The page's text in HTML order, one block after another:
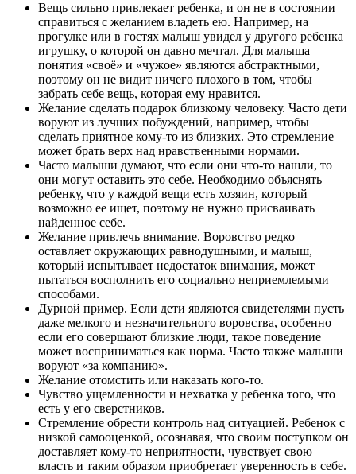
Вещь сильно привлекает ребенка, и он не в состоянии
справиться с желанием владеть ею. Например, на
прогулке или в гостях малыш увидел у другого ребенка
игрушку, о которой он давно мечтал. Для малыша
понятия «своё» и «чужое» являются абстрактными,
поэтому он не видит ничего плохого в том, чтобы
забрать себе вещь, которая ему нравится.
Желание сделать подарок близкому человеку. Часто дети
воруют из лучших побуждений, например, чтобы
сделать приятное кому-то из близких. Это стремление
может брать верх над нравственными нормами.
Часто малыши думают, что если они что-то нашли, то
они могут оставить это себе. Необходимо объяснять
ребенку, что у каждой вещи есть хозяин, который
возможно ее ищет, поэтому не нужно присваивать
найденное себе.
Желание привлечь внимание. Воровство редко
оставляет окружающих равнодушными, и малыш,
который испытывает недостаток внимания, может
пытаться восполнить его социально неприемлемыми
способами.
Дурной пример. Если дети являются свидетелями пусть
даже мелкого и незначительного воровства, особенно
если его совершают близкие люди, такое поведение
может восприниматься как норма. Часто также малыши
воруют «за компанию».
Желание отомстить или наказать кого-то.
Чувство ущемленности и нехватка у ребенка того, что
есть у его сверстников.
Стремление обрести контроль над ситуацией. Ребенок с
низкой самооценкой, осознавая, что своим поступком он
доставляет кому-то неприятности, чувствует свою
власть и таким образом приобретает уверенность в себе.